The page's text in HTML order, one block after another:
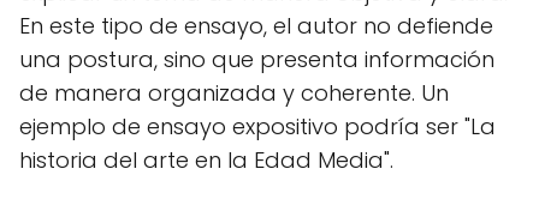
En este tipo de ensayo, el autor no defiende
una postura, sino que presenta información
de manera organizada y coherente. Un
ejemplo de ensayo expositivo podría ser "La
historia del arte en la Edad Media".